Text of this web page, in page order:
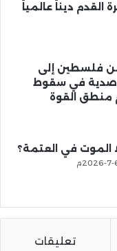
القدم ديناً عالمياً
من فلسطين إلى
في سقوط
منطق القوة
الموت في العتمة؟
تعليقات